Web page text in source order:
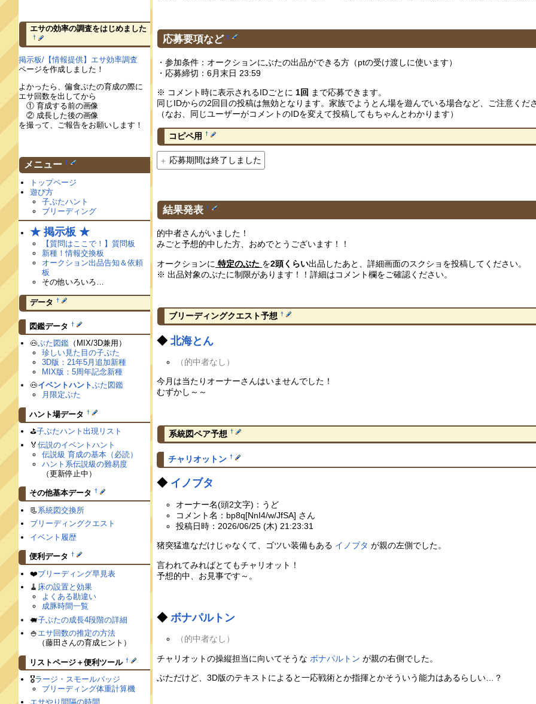
応募要項など †
・参加条件：オークションにぶたの出品ができる方（ptの受け渡しに使います）
・応募締切：6月末日 23:59
※ コメント時に表示されるIDごとに 1回 まで応募できます。
同じIDからの2回目の投稿は無効となります。家族でようとん場を遊んでいる場合など、ご注意くださ
（なお、同じユーザーがコメントのIDを変えて投稿してもちゃんとわかります）
コピペ用 †
応募期間は終了しました
結果発表 †
的中者さんがいました！
みごと予想的中した方、おめでとうございます！！
オークションに 特定のぶた を2頭くらい出品したあと、詳細画面のスクショを投稿してください。
※ 出品対象のぶたに制限があります！！詳細はコメント欄をご確認ください。
ブリーディングクエスト予想 †
◆北海とん
（的中者なし）
今月は当たりオーナーさんはいませんでした！
むずかし～～
系統図ペア予想 †
チャリオットン †
◆ イノブタ
オーナー名(頭2文字)：うど
コメント名：bp8q[NnI4/w/JfSA] さん
投稿日時：2026/06/25 (木) 21:23:31
猪突猛進なだけじゃなくて、ゴツい装備もある イノブタ が親の左側でした。
言われてみればとてもチャリオット！
予想的中、お見事です～。
◆ボナパルトン
（的中者なし）
チャリオットの操縦担当に向いてそうな ボナパルトン が親の右側でした。
ぶただけど、3D版のテキストによると一応戦術とか指揮とかそういう能力はあるらしい…？
エサの効率の調査をはじめました
†
掲示板/【情報提供】エサ効率調査
ページを作成しました！
よかったら、偏食ぶたの育成の際に
エサ回数を出してから
① 育成する前の画像
② 成長した後の画像
を撮って、ご報告をお願いします！
メニュー †
トップページ
遊び方
子ぶたハント
ブリーディング
★ 掲示板 ★
【質問はここで！】質問板
新種！情報交換板
オークション出品告知＆依頼
板
その他いろいろ…
データ †
図鑑データ †
🐽ぶた図鑑 （MIX/3D兼用）
珍しい見た目の子ぶた
3D版：21年5月追加新種
MIX版：5周年記念新種
🐽イベントハントぶた図鑑
月限定ぶた
ハント場データ †
⛳️子ぶたハント出現リスト
🏅伝説のイベントハント
伝説級 育成の基本（必読）
ハント系伝説級の難易度
（更新停止中）
その他基本データ †
📃系統図交換所
ブリーディングクエスト
イベント履歴
便利データ †
❤️ブリーディング早見表
🧹 床の設置と効果
よくある勘違い
成豚時間一覧
🐖子ぶたの成長4段階の詳細
🍚 エサ回数の推定の方法
（藤田さんの育成ヒント）
リストページ＋便利ツール †
🎖ラージ・スモールバッジ
ブリーディング体重計算機
エサやり間隔の時間